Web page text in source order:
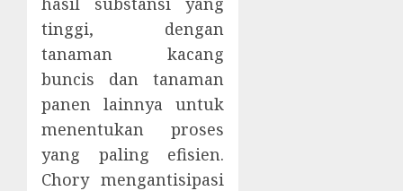
tinggi, dengan
tanaman kacang
buncis dan tanaman
panen lainnya untuk
menentukan proses
yang paling efisien.
Chory mengantisipasi